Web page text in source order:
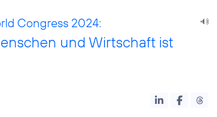
Congress 2024:
und Wirtschaft ist